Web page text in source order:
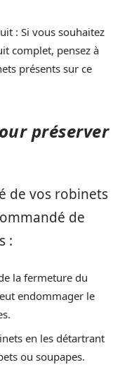
: Si vous souhaitez
complet, pensez à
présents sur ce
préserver
de vos robinets
de
:
la fermeture du
endommager le
en les détartrant
ou soupapes.